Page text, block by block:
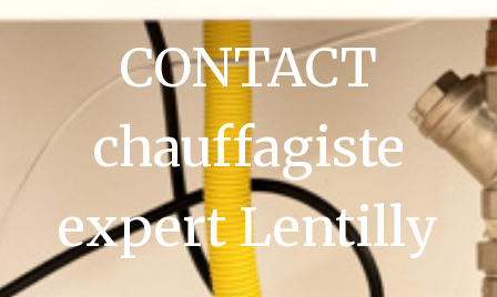
CONTACT
chauffagiste
expert Lentilly